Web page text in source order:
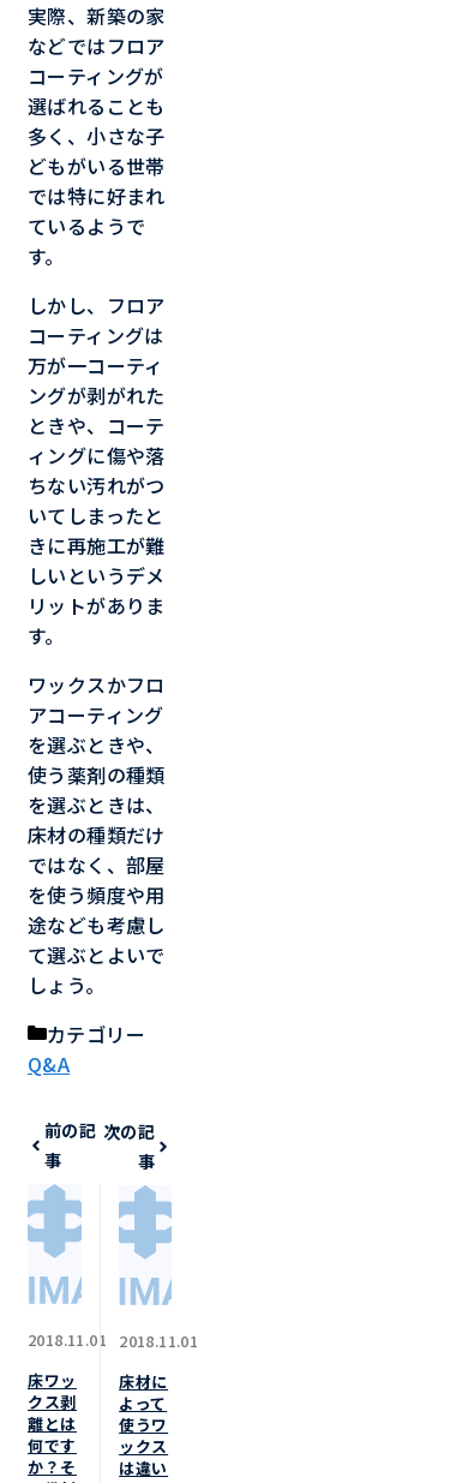
実際、新築の家
などではフロア
コーティングが
選ばれることも
多く、小さな子
どもがいる世帯
では特に好まれ
ているようで
す。
しかし、フロア
コーティングは
万が一コーティ
ングが剥がれた
ときや、コーテ
ィングに傷や落
ちない汚れがつ
いてしまったと
きに再施工が難
しいというデメ
リットがありま
す。
ワックスかフロ
アコーティング
を選ぶときや、
使う薬剤の種類
を選ぶときは、
床材の種類だけ
ではなく、部屋
を使う頻度や用
途なども考慮し
て選ぶとよいで
しょう。
カテゴリー
Q&A
前の記
事
2018.11.01
床ワッ
クス剥
離とは
何です
か？そ
次の記
事
2018.11.01
床材に
よって
使うワ
ックス
は違い